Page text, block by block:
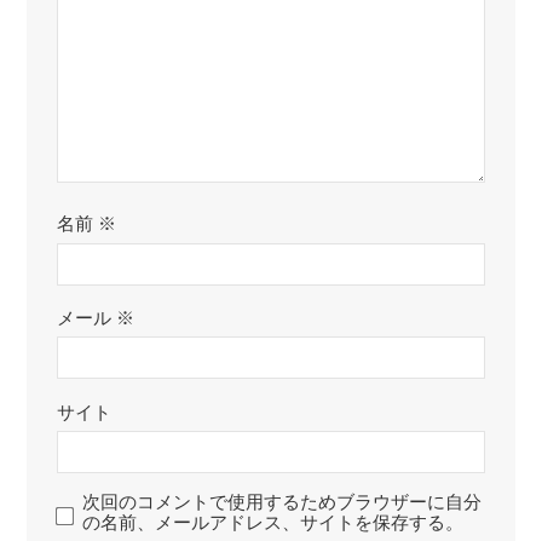
名前 ※
メール ※
サイト
次回のコメントで使用するためブラウザーに自分
の名前、メールアドレス、サイトを保存する。